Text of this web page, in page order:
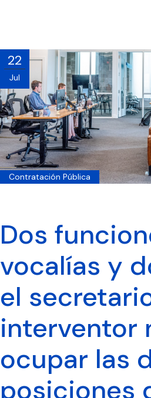
22
Jul
Contratación Pública
Dos
vocalías y
el
interventor
ocupar las
posiciones